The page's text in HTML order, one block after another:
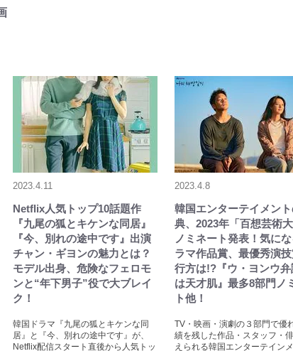
2023.4.11
Netflix人気トップ10話題作
『九尾の狐とキケンな同居』
『今、別れの途中です』出演
チャン・ギヨンの魅力とは？
モデル出身、危険なフェロモ
ンと“年下男子”役で大ブレイ
ク！
韓国ドラマ『九尾の狐とキケンな同
居』と『今、別れの途中です』が、
Netflix配信スタート直後から人気トッ
2023.4.8
韓国エンターテイメン
典、2023年「百想芸術大
ノミネート発表！気に
ラマ作品賞、最優秀演
行方は!?『ウ・ヨンウ弁
は天才肌』最多8部門ノ
ト他！
TV・映画・演劇の３部門で優
績を残した作品・スタッフ・
えられる韓国エンターテイン